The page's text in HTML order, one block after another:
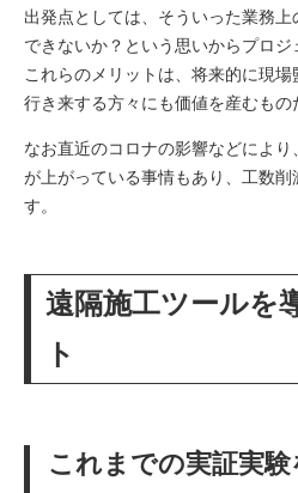
出発点としては、そういった業務
できないか？という思いからプロ
これらのメリットは、将来的に現
行き来する方々にも価値を産むもの
なお直近のコロナの影響などによ
が上がっている事情もあり、工数削
す。
遠隔施工ツールを
ト
これまでの実証実